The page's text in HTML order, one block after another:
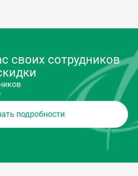
своих сотрудников
подробности